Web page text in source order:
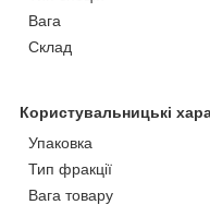
Вага
Склад
Користувальницькі
Упаковка
Тип фракції
Вага товару